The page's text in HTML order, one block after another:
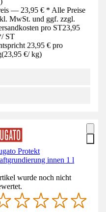
— 23,95 € * Alle Preise
MwSt. und ggf. zzgl.
pro ST23,95
/ ST
23,95 € pro
(23,95 €/ kg)
Protekt
innen 1 l
wurde noch nicht